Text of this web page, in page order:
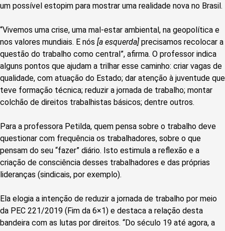
um possível estopim para mostrar uma realidade nova no Brasil.
“Vivemos uma crise, uma mal-estar ambiental, na geopolítica e
nos valores mundiais. E nós [a esquerda] precisamos recolocar a
questão do trabalho como central”, afirma. O professor indica
alguns pontos que ajudam a trilhar esse caminho: criar vagas de
qualidade, com atuação do Estado; dar atenção à juventude que
teve formação técnica; reduzir a jornada de trabalho; montar
colchão de direitos trabalhistas básicos; dentre outros.
Para a professora Petilda, quem pensa sobre o trabalho deve
questionar com frequência os trabalhadores, sobre o que
pensam do seu “fazer” diário. Isto estimula a reflexão e a
criação de consciência desses trabalhadores e das próprias
lideranças (sindicais, por exemplo).
Ela elogia a intenção de reduzir a jornada de trabalho por meio
da PEC 221/2019 (Fim da 6×1) e destaca a relação desta
bandeira com as lutas por direitos. “Do século 19 até agora, a